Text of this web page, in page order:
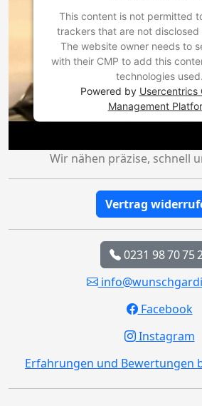
This content is not permitted
trackers that are not disclosed
The website owner needs to
with their CMP to add this
technologies used.
Powered by Usercentrics
Management
Wir nähen präzise, schnell
Vertrag
0231 98 70 75
Facebook
Instagram
Erfahrungen und Bewertungen